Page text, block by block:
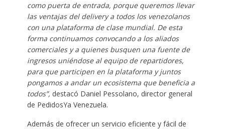
como puerta de entrada, porque queremos llevar
las ventajas del delivery a todos los venezolanos
con una plataforma de clase mundial. De esta
forma continuamos convocando a los aliados
comerciales y a quienes busquen una fuente de
ingresos uniéndose al equipo de repartidores,
para que participen en la plataforma y juntos
pongamos a andar un ecosistema que beneficia a
todos”, destacó Daniel Pessolano, director general
de PedidosYa Venezuela.
Además de ofrecer un servicio eficiente y fácil de